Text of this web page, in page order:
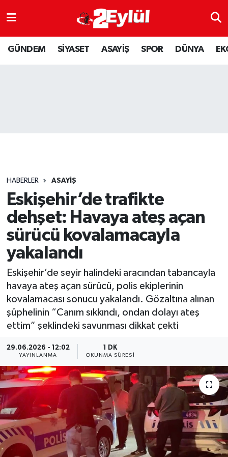
GÜNDEM SİYASET ASAYİŞ SPOR DÜNYA
HABERLER ASAYİŞ
Eskişehir’de trafikte
dehşet: Havaya ateş açan
sürücü kovalamacayla
yakalandı
Eskişehir’de seyir halindeki aracından tabancayla
havaya ateş açan sürücü, polis ekiplerinin
kovalamacası sonucu yakalandı. Gözaltına alınan
şüphelinin “Canım sıkkındı, ondan dolayı ateş
ettim” şeklindeki savunması dikkat çekti
29.06.2026 - 12:02
YAYINLANMA
1 DK
OKUNMA SÜRESI
ASAYİŞ
DÜNYA
SPOR
YAŞAM
Nöbetçi Eczaneler
Hava Durumu
Son Dakika Haberleri
Haber Arşivi